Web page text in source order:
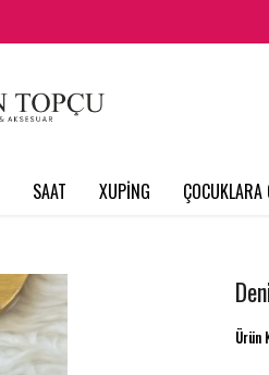
SAAT XUPİNG ÇOCUKLARA
Ürün